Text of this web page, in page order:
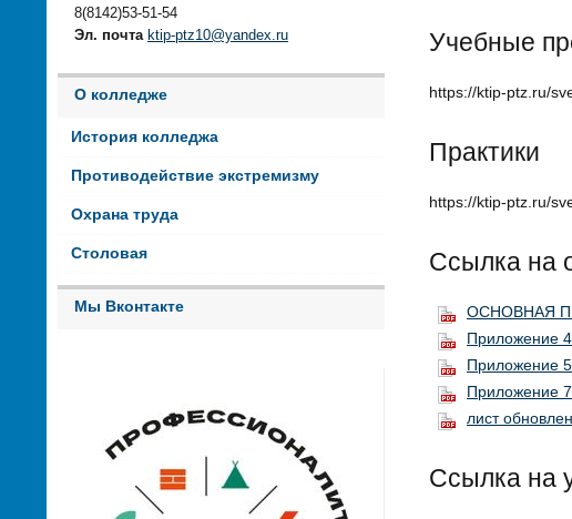
8(8142)53-51-54
Эл. почта ktip-ptz10@yandex.ru
О колледже
История колледжа
Противодействие экстремизму
Охрана труда
Столовая
Мы Вконтакте
Учебные
https://ktip-ptz.ru/
Практики
https://ktip-ptz.ru/
Ссылка на
ОСНОВНАЯ
Приложение
Приложение
Приложение
лист
Ссылка на